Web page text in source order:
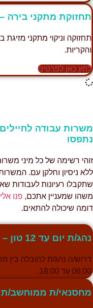
תחזוקת מתקני בירה
תחזוקה וניקוי מתקני
והקריות.
לחץ כאן לפרטים
משרות עבודה
נתפסו
זוהי רשימה של כל מיני
ללא ניסיון וחלקן עם.
שתקבלו רעיונות לעבודות
משהו שמעניין אתכם, פנו
דומה שיכולה להתאים.
נהג/ת יום עד 12 טון – חיפה
דרוש/ה נהג/ת להובלה בין
06:00 עד 18:00.
מחסנאי/ת ממוחשב/ת